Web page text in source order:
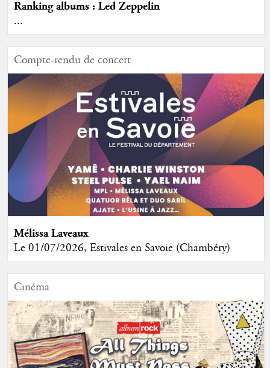
Ranking albums : Led Zeppelin
...
Compte-rendu de concert
Mélissa Laveaux
Le 01/07/2026, Estivales en Savoie (Chambéry)
Cinéma